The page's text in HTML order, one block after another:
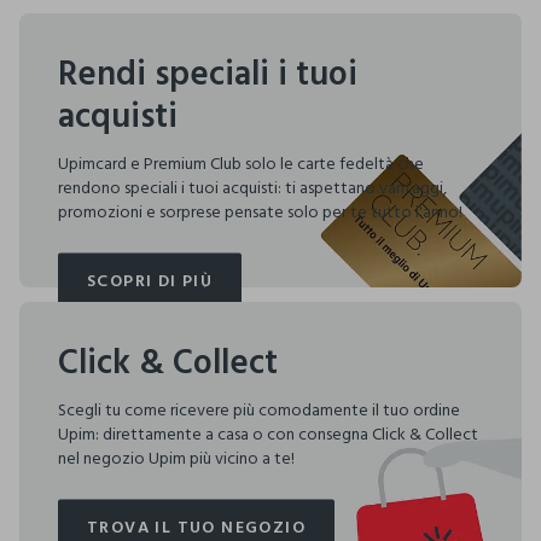
Rendi speciali i tuoi
acquisti
Upimcard e Premium Club solo le carte fedeltà che
rendono speciali i tuoi acquisti: ti aspettano vantaggi,
promozioni e sorprese pensate solo per te tutto l'anno!
SCOPRI DI PIÙ
SCOPRI DI PIÙ
Click & Collect
Scegli tu come ricevere più comodamente il tuo ordine
Upim: direttamente a casa o con consegna Click & Collect
nel negozio Upim più vicino a te!
TROVA IL TUO NEGOZIO